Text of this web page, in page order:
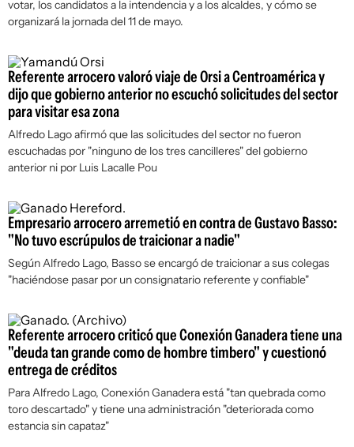
votar, los candidatos a la intendencia y a los alcaldes, y cómo se
organizará la jornada del 11 de mayo.
Referente arrocero valoró viaje de Orsi a Centroamérica y
dijo que gobierno anterior no escuchó solicitudes del sector
para visitar esa zona
Alfredo Lago afirmó que las solicitudes del sector no fueron
escuchadas por "ninguno de los tres cancilleres" del gobierno
anterior ni por Luis Lacalle Pou
Empresario arrocero arremetió en contra de Gustavo Basso:
"No tuvo escrúpulos de traicionar a nadie"
Según Alfredo Lago, Basso se encargó de traicionar a sus colegas
"haciéndose pasar por un consignatario referente y confiable"
Referente arrocero criticó que Conexión Ganadera tiene una
"deuda tan grande como de hombre timbero" y cuestionó
entrega de créditos
Para Alfredo Lago, Conexión Ganadera está "tan quebrada como
toro descartado" y tiene una administración "deteriorada como
estancia sin capataz"